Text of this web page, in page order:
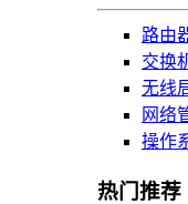
路由
交换
无线
网络
操作
热门推荐